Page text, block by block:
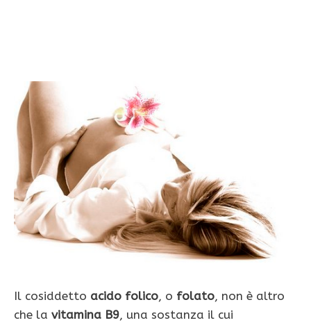
Il cosiddetto acido folico, o folato, non è altro
che la vitamina B9, una sostanza il cui